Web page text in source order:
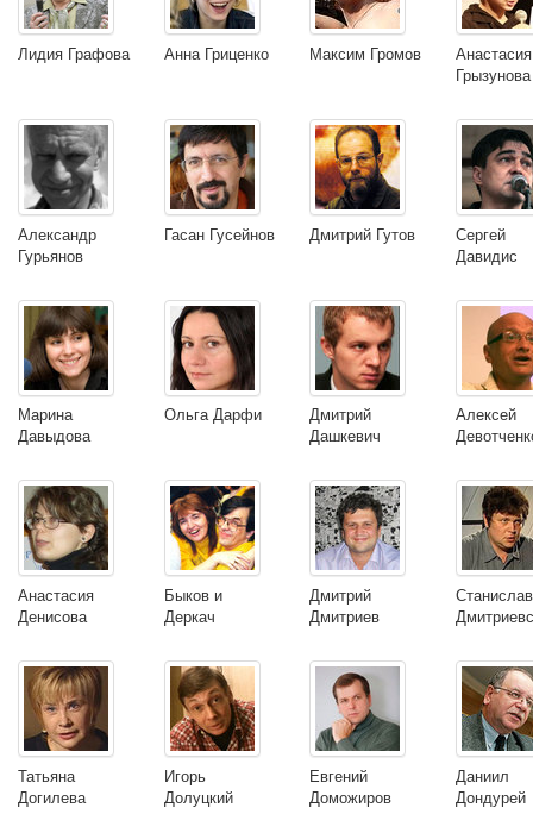
Лидия Графова Анна Гриценко Максим Громов
Анастасия
Грызунова
Александр
Гурьянов
Гасан Гусейнов Дмитрий Гутов
Сергей
Давидис
Марина
Давыдова
Ольга Дарфи
Дмитрий
Дашкевич
Алексей
Анастасия
Денисова
Быков и
Деркач
Дмитрий
Дмитриев
Станислав
Татьяна
Догилева
Игорь
Долуцкий
Евгений
Доможиров
Даниил
Дондурей